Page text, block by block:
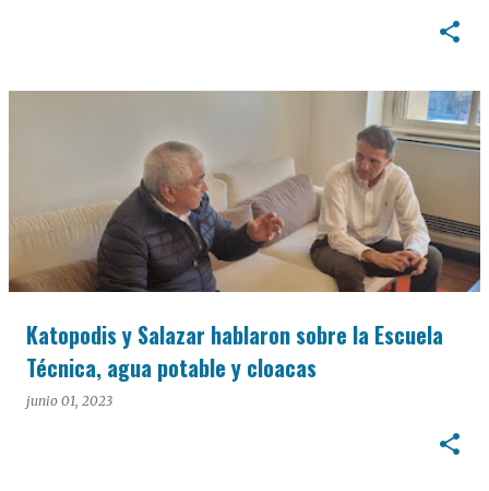
Katopodis y Salazar hablaron sobre la Escuela
Técnica, agua potable y cloacas
junio 01, 2023